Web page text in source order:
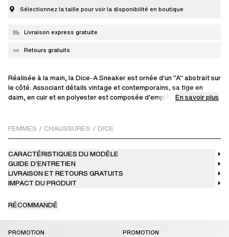
Sélectionnez la taille pour voir la disponibilité en boutique
Livraison express gratuite
Retours gratuits
Réalisée à la main, la Dice-A Sneaker est ornée d'un "A" abstrait sur
le côté. Associant détails vintage et contemporains, sa tige en
daim, en cuir et en polyester est composée d'empiècementsEn savoir plus
FEMMES / CHAUSSURES / DICE
CARACTÉRISTIQUES DU MODÈLE
GUIDE D’ENTRETIEN
LIVRAISON ET RETOURS GRATUITS
IMPACT DU PRODUIT
RÉCOMMANDÉ
PROMOTION PROMOTION